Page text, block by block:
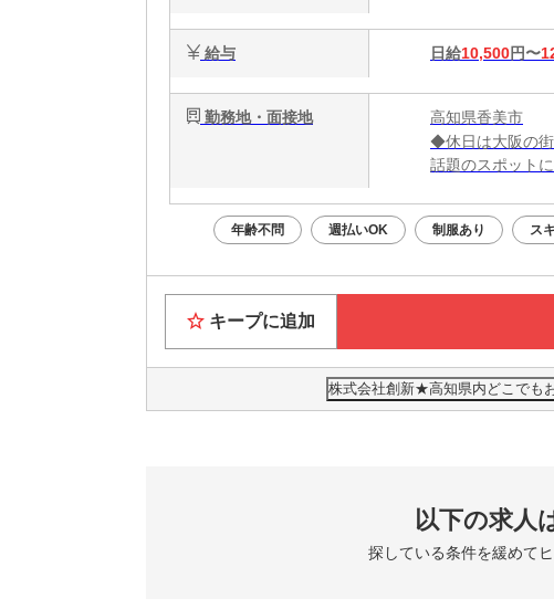
給与 日給10,500円〜
勤務地・面接地
高知県香美市
◆休日は大阪の
話題のスポット
＼大阪で新生活
★全国どこから
お近くまでお
★すぐに住める
家具家電つき・
観光・グルメ・
6月には新しい
年齢不問 週払いOK 制服あり ス
キープに追加
株式会社創新★高知県内どこでも
以下の求人
探している条件を緩めて